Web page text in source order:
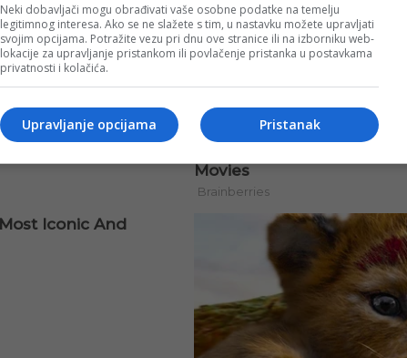
Neki dobavljači mogu obrađivati vaše osobne podatke na temelju
legitimnog interesa. Ako se ne slažete s tim, u nastavku možete upravljati
svojim opcijama. Potražite vezu pri dnu ove stranice ili na izborniku web-
lokacije za upravljanje pristankom ili povlačenje pristanka u postavkama
privatnosti i kolačića.
Pristanak
Upravljanje opcijama